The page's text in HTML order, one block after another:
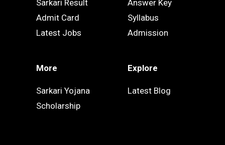
Sarkari Result
Admit Card
Latest Jobs
Answer Key
Syllabus
Admission
More
Sarkari Yojana
Scholarship
Explore
Latest Blog